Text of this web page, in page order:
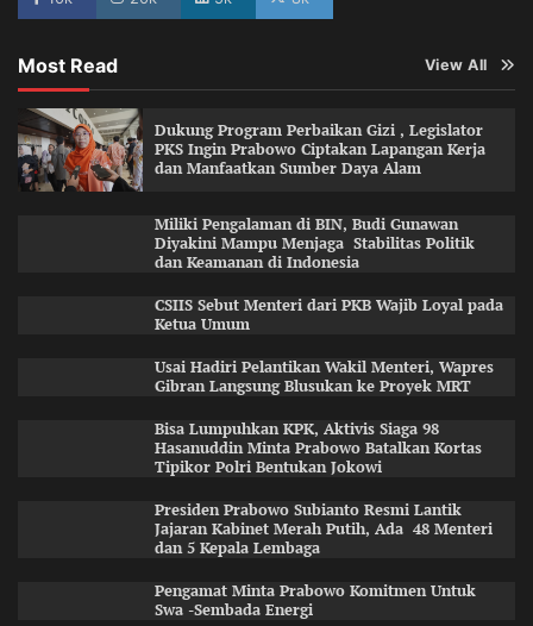
Most Read View All
Dukung Program Perbaikan Gizi , Legislator
PKS Ingin Prabowo Ciptakan Lapangan Kerja
dan Manfaatkan Sumber Daya Alam
Miliki Pengalaman di BIN, Budi Gunawan
Diyakini Mampu Menjaga Stabilitas Politik
dan Keamanan di Indonesia
CSIIS Sebut Menteri dari PKB Wajib Loyal pada
Ketua Umum
Usai Hadiri Pelantikan Wakil Menteri, Wapres
Gibran Langsung Blusukan ke Proyek MRT
Bisa Lumpuhkan KPK, Aktivis Siaga 98
Hasanuddin Minta Prabowo Batalkan Kortas
Tipikor Polri Bentukan Jokowi
Presiden Prabowo Subianto Resmi Lantik
Jajaran Kabinet Merah Putih, Ada 48 Menteri
dan 5 Kepala Lembaga
Pengamat Minta Prabowo Komitmen Untuk
Swa -Sembada Energi